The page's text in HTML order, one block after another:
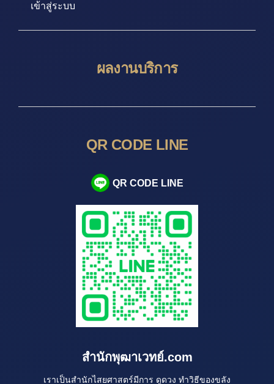
เข้าสู่ระบบ
ผลงานบริการ
QR CODE LINE
QR CODE LINE
สำนักพุฒาเวทย์.com
เราเป็นสำนักไสยศาสตร์มีการ ดูดวง ทำวิธีของขลัง